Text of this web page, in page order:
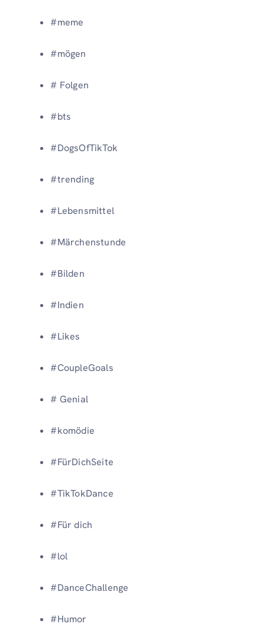
#meme
#mögen
# Folgen
#bts
#DogsOfTikTok
#trending
#Lebensmittel
#Märchenstunde
#Bilden
#Indien
#Likes
#CoupleGoals
# Genial
#komödie
#FürDichSeite
#TikTokDance
#Für dich
#lol
#DanceChallenge
#Humor